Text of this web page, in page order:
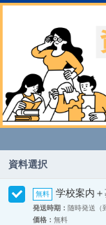
資料選択
学校案内
発送時期： 随時発送（
価格： 無料